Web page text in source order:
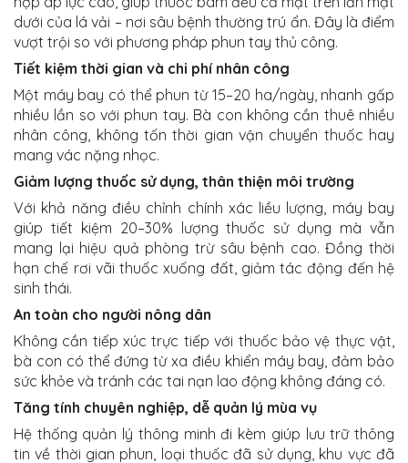
dưới của lá vải – nơi sâu bệnh thường trú ẩn. Đây là điểm
vượt trội so với phương pháp phun tay thủ công.
Tiết kiệm thời gian và chi phí nhân công
Một máy bay có thể phun từ 15–20 ha/ngày, nhanh gấp
nhiều lần so với phun tay. Bà con không cần thuê nhiều
nhân công, không tốn thời gian vận chuyển thuốc hay
mang vác nặng nhọc.
Giảm lượng thuốc sử dụng, thân thiện môi trường
Với khả năng điều chỉnh chính xác liều lượng, máy bay
giúp tiết kiệm 20–30% lượng thuốc sử dụng mà vẫn
mang lại hiệu quả phòng trừ sâu bệnh cao. Đồng thời
hạn chế rơi vãi thuốc xuống đất, giảm tác động đến hệ
sinh thái.
An toàn cho người nông dân
Không cần tiếp xúc trực tiếp với thuốc bảo vệ thực vật,
bà con có thể đứng từ xa điều khiển máy bay, đảm bảo
sức khỏe và tránh các tai nạn lao động không đáng có.
Tăng tính chuyên nghiệp, dễ quản lý mùa vụ
Hệ thống quản lý thông minh đi kèm giúp lưu trữ thông
tin về thời gian phun, loại thuốc đã sử dụng, khu vực đã